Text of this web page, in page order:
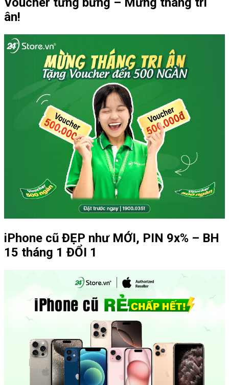
ân!
iPhone cũ ĐẸP như MỚI, PIN 9x% – BH
15 tháng 1 ĐỔI 1